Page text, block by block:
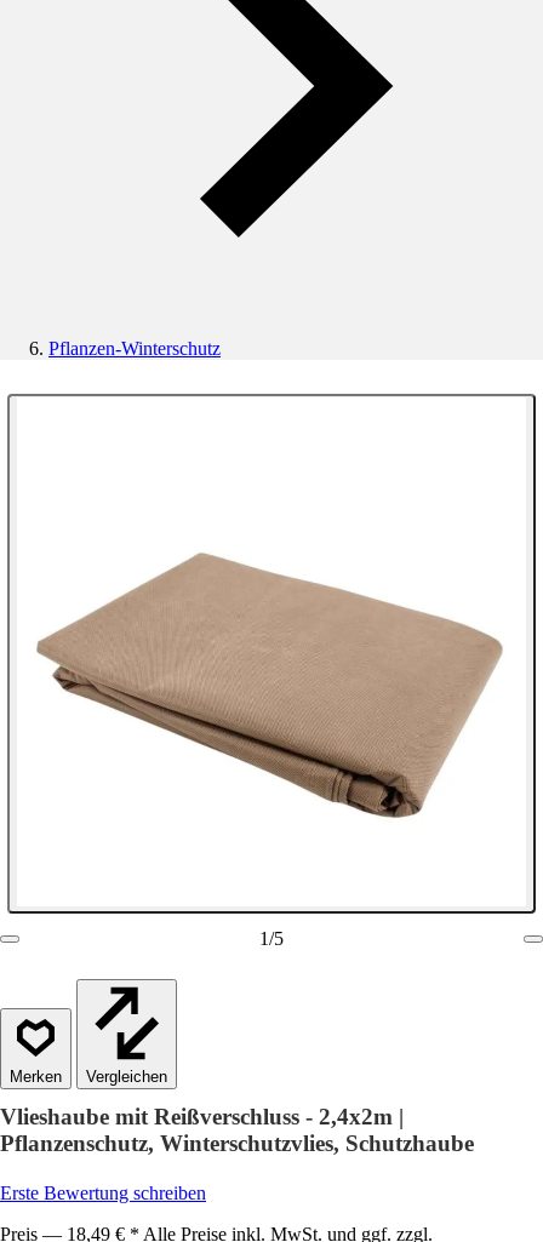
Pflanzen-Winterschutz
1/5
Vergleichen
Vlieshaube mit Reißverschluss - 2,4x2m |
Pflanzenschutz, Winterschutzvlies, Schutzhaube
Erste Bewertung schreiben
Preis — 18,49 € * Alle Preise inkl. MwSt. und ggf. zzgl.